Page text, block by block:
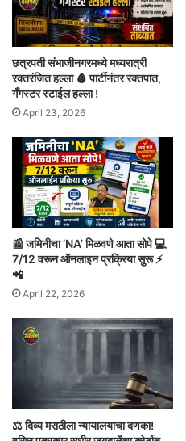
छत्रपती संभाजीनगरमध्ये मध्यरात्री
रक्तरंजित हल्ला 🩸 पार्टीनंतर रक्तपात,
गँगस्टर स्टाईल हल्ला !
April 23, 2026
📰 जमिनीचा ‘NA’ मिळवणे आता सोपे 💻
7/12 वरून ऑनलाइन प्रक्रिया सुरू ⚡
📲
April 22, 2026
⚖️ दिव्य मराठीला न्यायालयाचा दणका!